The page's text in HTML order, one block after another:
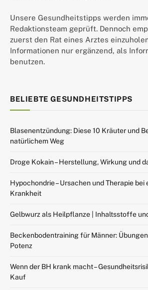
Unsere Gesundheitstipps werden
Redaktionsteam geprüft. Dennoch
zuerst den Rat eines Arztes
Informationen nur ergänzend, als
benutzen.
BELIEBTE GESUNDHEITSTIPPS
Blasenentzündung: Diese 10 Kräuter und
natürlichem Weg
Droge Kokain – Herstellung, Wirkung und
Hypochondrie – Ursachen und Therapie
Krankheit
Gelbwurz als Heilpflanze | Inhaltsstoffe
Beckenbodentraining für Männer:
Potenz
Wenn der BH krank macht –
Kauf